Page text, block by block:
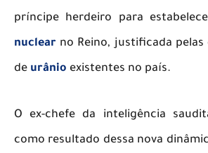
príncipe herdeiro para
nuclear no Reino, justificada pelas
de urânio existentes no país.
​O ex-chefe da inteligência
como resultado dessa nova